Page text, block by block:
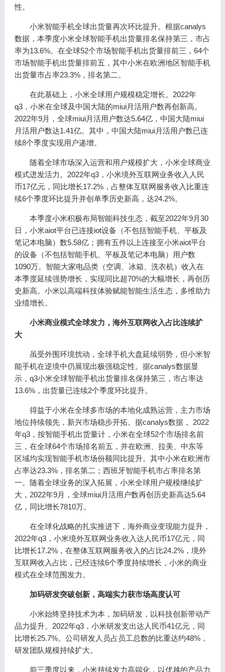
性。
小米智能手机全球出货量再次环比提升。根据canalys
数据，本季度小米全球智能手机出货量排名保持第三，市占
率为13.6%。在全球52个市场智能手机出货量排前三，64个
市场智能手机出货量排前五，其中小米在欧洲地区智能手机
出货量市占率23.3%，排名第二。
在此基础上，小米全球用户规模稳定增长。2022年
q3，小米在全球及中国大陆的miui月活用户数再创新高。
2022年9月，全球miui月活用户数达5.64亿，中国大陆miui
月活用户数达1.41亿。其中，中国大陆miui月活用户数已连
续8个季度实现用户递增。
随着全球市场深入运营和用户规模扩大，小米全球商业
模式迸发活力。2022年q3，小米境外互联网业务收入人民
币17亿元，同比增长17.2%，占整体互联网服务收入比重连
续6个季度环比提升并创单季历史新高，达24.2%。
本季度小米积极布局智能科技生态，截至2022年9月30
日，小米aiot平台已连接iot设备（不包括智能手机、平板及
笔记本电脑）数5.58亿；拥有五件以上连接至小米aiot平台
的设备（不包括智能手机、平板及笔记本电脑）用户数
1090万。智能大家电品类（空调、冰箱、洗衣机）收入在
本季度延续强势增长，实现同比超70%的大幅增长，再创历
史新高。小米以高端科技体验赋能智能生活生态，多维助力
业绩增长。
小米商业模式全球发力，海外互联网收入占比连续扩
大
虽受外围环境扰动，全球手机大盘延续弱势，但小米智
能手机在逆境中仍展现出极强稳定性。据canalys数据显
示，q3小米全球智能手机出货量排名保持第三，市占率达
13.6%，出货量已连续2个季度环比提升。
得益于小米在全球多市场的本地化成熟运营，主力市场
地位持续领先，新兴市场稳步开拓。据canalys数据， 2022
年q3，按智能手机出货量计，小米在全球52个市场排名前
三，在全球64个市场排名前五，并在欧洲、拉美、中东等
区域均实现智能手机市场份额同比提升。其中小米在欧洲市
占率达23.3%，排名第二；西班牙智能手机市占率排名第
一。随着全球业务的深入拓展，小米全球用户规模继续扩
大，2022年9月，全球miui月活用户数再创历史新高达5.64
亿，同比增长7810万。
在全球化战略的扎实推进下，海外商业变现能力提升，
2022年q3，小米境外互联网业务收入达人民币17亿元，同
比增长17.2%，在整体互联网服务收入的占比24.2%，境外
互联网收入占比，已经连续6个季度持续增长，小米的商业
模式在全球范围发力。
加码研发突破创新，高端实力获市场高度认可
小米始终坚持技术为本，加码研发，以科技创新带动产
品力提升。2022年q3，小米研发支出达人民币41亿元，同
比增长25.7%。公司研发人员占员工总数的比重达约48%，
研发团队规模持续扩大。
前三季度以来，小米持续发力高端化，以优越的产品力